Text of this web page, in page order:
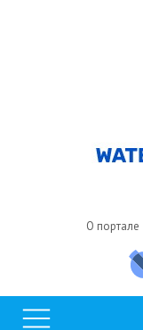
О портале